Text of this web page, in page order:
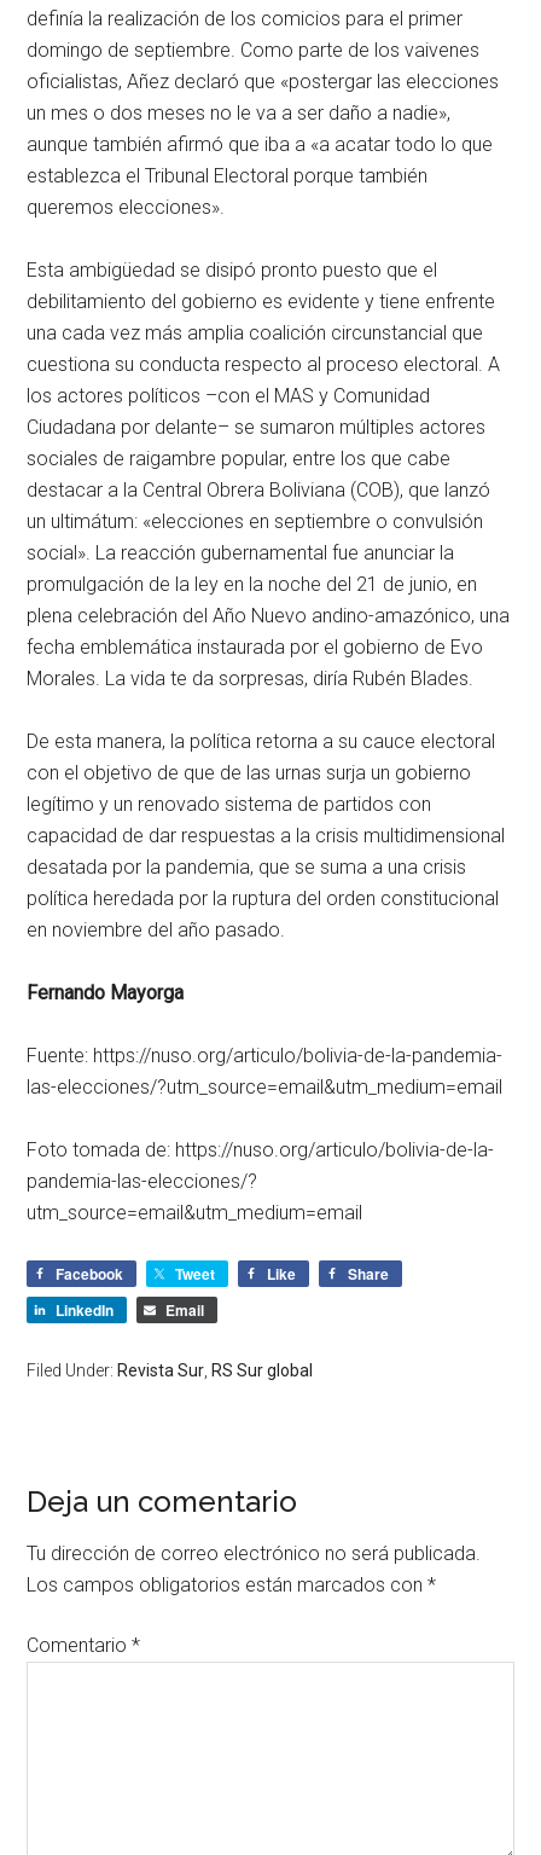
definía la realización de los comicios para el primer
domingo de septiembre. Como parte de los vaivenes
oficialistas, Añez declaró que «postergar las elecciones
un mes o dos meses no le va a ser daño a nadie»,
aunque también afirmó que iba a «a acatar todo lo que
establezca el Tribunal Electoral porque también
queremos elecciones».
Esta ambigüedad se disipó pronto puesto que el
debilitamiento del gobierno es evidente y tiene enfrente
una cada vez más amplia coalición circunstancial que
cuestiona su conducta respecto al proceso electoral. A
los actores políticos –con el MAS y Comunidad
Ciudadana por delante– se sumaron múltiples actores
sociales de raigambre popular, entre los que cabe
destacar a la Central Obrera Boliviana (COB), que lanzó
un ultimátum: «elecciones en septiembre o convulsión
social». La reacción gubernamental fue anunciar la
promulgación de la ley en la noche del 21 de junio, en
plena celebración del Año Nuevo andino-amazónico, una
fecha emblemática instaurada por el gobierno de Evo
Morales. La vida te da sorpresas, diría Rubén Blades.
De esta manera, la política retorna a su cauce electoral
con el objetivo de que de las urnas surja un gobierno
legítimo y un renovado sistema de partidos con
capacidad de dar respuestas a la crisis multidimensional
desatada por la pandemia, que se suma a una crisis
política heredada por la ruptura del orden constitucional
en noviembre del año pasado.
Fernando Mayorga
Fuente: https://nuso.org/articulo/bolivia-de-la-pandemia-
las-elecciones/?utm_source=email&utm_medium=email
Foto tomada de: https://nuso.org/articulo/bolivia-de-la-
pandemia-las-elecciones/?
utm_source=email&utm_medium=email
Facebook Tweet Like
Share
LinkedIn
Email
Filed Under: Revista Sur RS Sur global
Deja un comentario
Tu dirección de correo electrónico no será publicada.
Los campos obligatorios están marcados con*
Comentario*